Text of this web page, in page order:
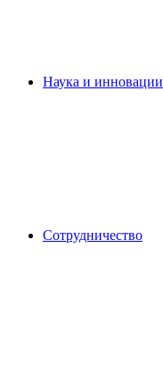
Наука и инновации
Сотрудничество